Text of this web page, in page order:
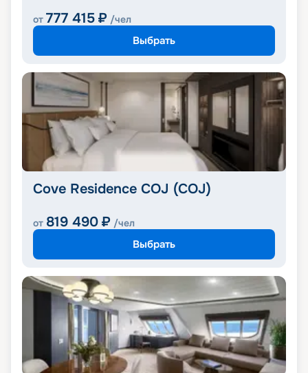
от 777 415 ₽ /чел
Выбрать
Cove Residence COJ (COJ)
от 819 490 ₽ /чел
Выбрать